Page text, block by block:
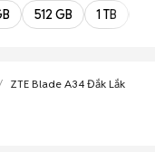
512 GB 1 TB
ZTE Blade A34 Đắk Lắk